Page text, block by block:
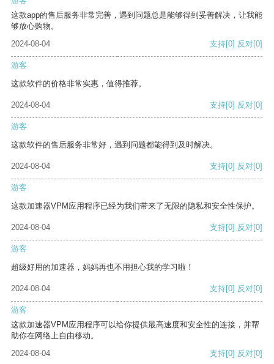
这款app的售后服务非常完善，遇到问题总是能够得到妥善解决，让我能
够放心购物。
2024-08-04
支持[0] 反对[0]
游客
这款软件的价格非常实惠，值得推荐。
2024-08-04 支持[0] 反对[0]
游客
这款软件的售后服务非常好，遇到问题都能得到及时解决。
2024-08-04 支持[0] 反对[0]
游客
这款加速器VPM应用程序已经为我们带来了无限的隐私和安全性保护。
2024-08-04 支持[0] 反对[0]
游客
超级好用的加速器，妈妈再也不用担心我的学习啦！
2024-08-04 支持[0] 反对[0]
游客
这款加速器VPM应用程序可以给你提供最高速度和安全性的连接，并帮
助你在网络上自由移动。
2024-08-04
支持[0] 反对[0]